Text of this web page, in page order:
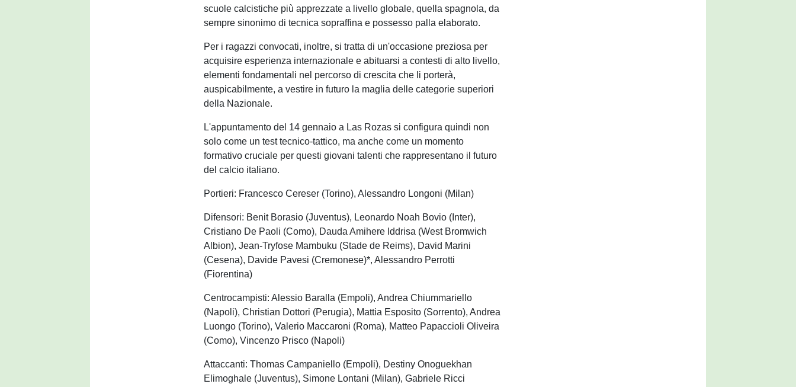
scuole calcistiche più apprezzate a livello globale, quella spagnola, da
sempre sinonimo di tecnica sopraffina e possesso palla elaborato.
Per i ragazzi convocati, inoltre, si tratta di un'occasione preziosa per
acquisire esperienza internazionale e abituarsi a contesti di alto livello,
elementi fondamentali nel percorso di crescita che li porterà,
auspicabilmente, a vestire in futuro la maglia delle categorie superiori
della Nazionale.
L'appuntamento del 14 gennaio a Las Rozas si configura quindi non
solo come un test tecnico-tattico, ma anche come un momento
formativo cruciale per questi giovani talenti che rappresentano il futuro
del calcio italiano.
Portieri: Francesco Cereser (Torino), Alessandro Longoni (Milan)
Difensori: Benit Borasio (Juventus), Leonardo Noah Bovio (Inter),
Cristiano De Paoli (Como), Dauda Amihere Iddrisa (West Bromwich
Albion), Jean-Tryfose Mambuku (Stade de Reims), David Marini
(Cesena), Davide Pavesi (Cremonese)*, Alessandro Perrotti
(Fiorentina)
Centrocampisti: Alessio Baralla (Empoli), Andrea Chiummariello
(Napoli), Christian Dottori (Perugia), Mattia Esposito (Sorrento), Andrea
Luongo (Torino), Valerio Maccaroni (Roma), Matteo Papaccioli Oliveira
(Como), Vincenzo Prisco (Napoli)
Attaccanti: Thomas Campaniello (Empoli), Destiny Onoguekhan
Elimoghale (Juventus), Simone Lontani (Milan), Gabriele Ricci